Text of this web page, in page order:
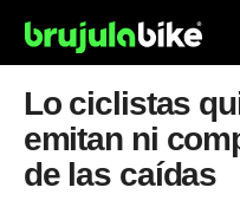
Lo ciclistas
emitan ni
de las caídas